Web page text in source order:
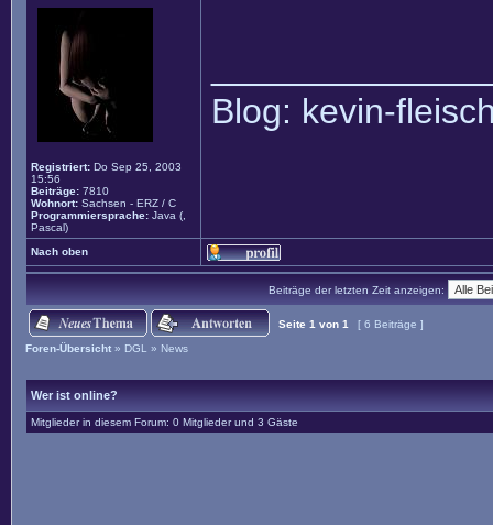
Registriert: Do Sep 25, 2003
15:56
Beiträge: 7810
Wohnort: Sachsen - ERZ / C
Programmiersprache: Java (,
Pascal)
Blog: kevin-
Nach oben
Beiträge der letzten Zeit anzeigen:
Seite 1 von 1
[ 6 Beiträge ]
Foren-Übersicht » DGL » News
Wer ist online?
Mitglieder in diesem Forum: 0 Mitglieder und 3 Gäste